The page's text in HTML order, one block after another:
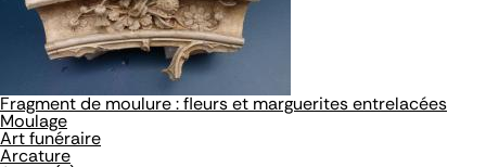
Fragment de moulure : fleurs et marguerites entrelacées
Moulage
Art funéraire
Arcature